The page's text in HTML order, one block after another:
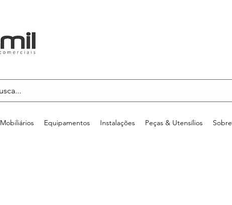
Mobiliários Equipamentos Instalações Peças & Utensílios Sobre